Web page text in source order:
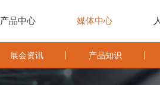
产品中心 媒体中心
展会资讯 产品知识